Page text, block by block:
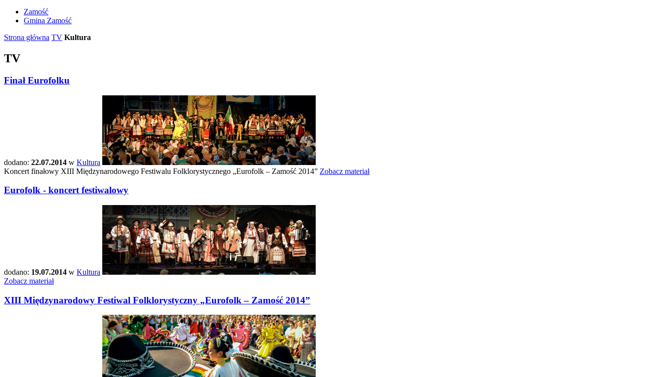
Zamość
Gmina Zamość
Strona główna TV Kultura
TV
Finał Eurofolku
dodano: 22.07.2014 w Kultura
Koncert finałowy XIII Międzynarodowego Festiwalu Folklorystycznego „Eurofolk – Zamość 2014” Zobacz materiał
Eurofolk - koncert festiwalowy
dodano: 19.07.2014 w Kultura
Zobacz materiał
XIII Międzynarodowy Festiwal Folklorystyczny „Eurofolk – Zamość 2014”